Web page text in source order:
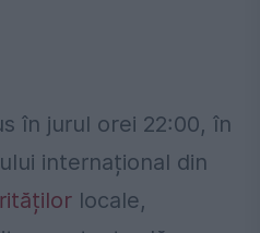
în jurul orei 22:00, în
internațional din
locale,